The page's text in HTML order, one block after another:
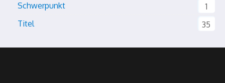
Schwerpunkt
1
Titel
35